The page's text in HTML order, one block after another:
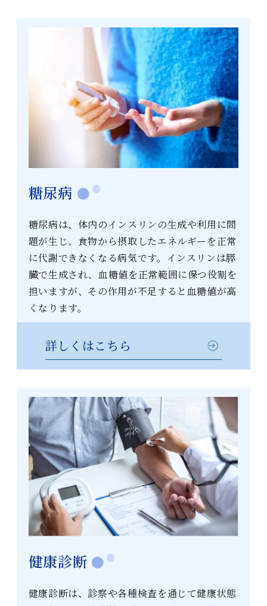
糖尿病
糖尿病は、体内のインスリンの生成や利用に問
題が生じ、食物から摂取したエネルギーを正常
に代謝できなくなる病気です。インスリンは膵
臓で生成され、血糖値を正常範囲に保つ役割を
担いますが、その作用が不足すると血糖値が高
くなります。
詳しくはこちら
健康診断
健康診断は、診察や各種検査を通じて健康状態